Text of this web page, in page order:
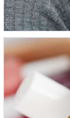
Zarja mini or